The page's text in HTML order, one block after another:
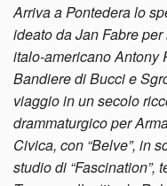
Arriva a Pontedera lo
ideato da Jan Fabre
italo-americano Antony
Bandiere di Bucci e
viaggio in un secolo
drammaturgico per
Civica, con “Belve”, in
studio di “Fascination”,